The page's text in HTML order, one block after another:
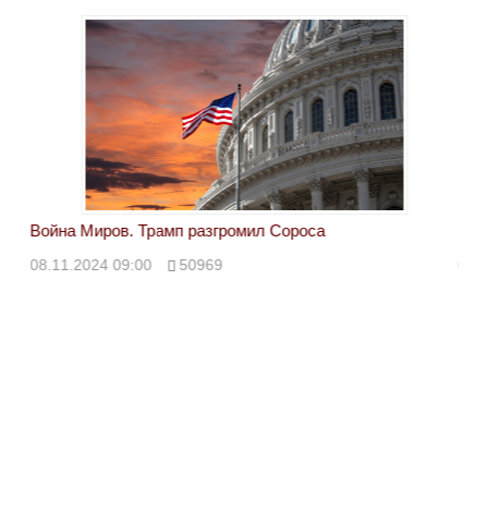
Война Миров. Трамп разгромил Сороса
08.11.2024 09:00 50969